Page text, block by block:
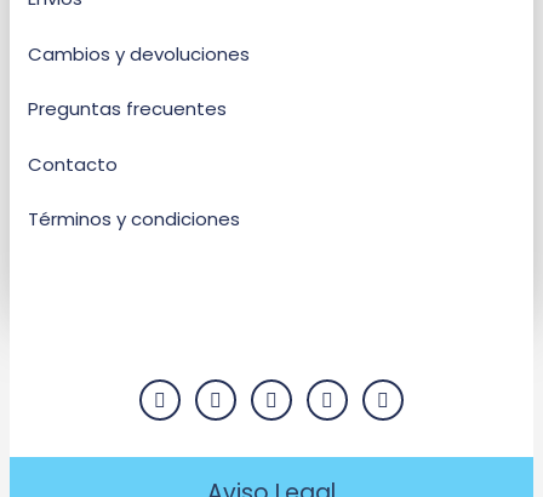
Cambios y devoluciones
Preguntas frecuentes
Contacto
Términos y condiciones